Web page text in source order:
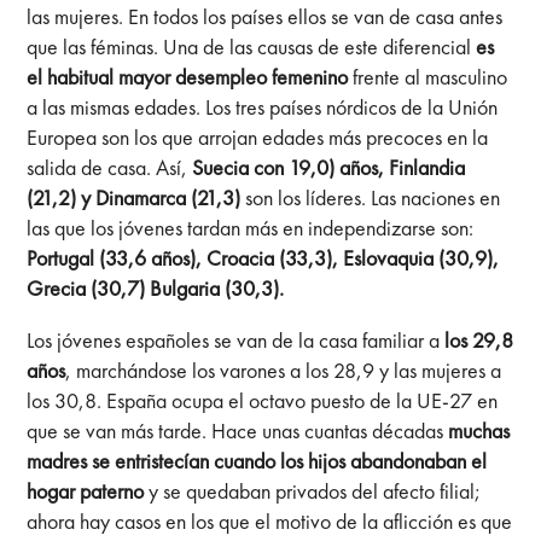
las mujeres. En todos los países ellos se van de casa antes
que las féminas. Una de las causas de este diferenciales
el habitual mayor desempleo femeninofrente al masculino
a las mismas edades. Los tres países nórdicos de la Unión
Europea son los que arrojan edades más precoces en la
salida de casa. Así, Suecia con 19,0) años, Finlandia
(21,2) y Dinamarca (21,3)son los líderes. Las naciones en
las que los jóvenes tardan más en independizarse son:
Portugal (33,6 años), Croacia (33,3), Eslovaquia (30,9),
Grecia (30,7) Bulgaria (30,3).
Los jóvenes españoles se van de la casa familiar a los 29,8
años, marchándose los varones a los 28,9 y las mujeres a
los 30,8. España ocupa el octavo puesto de la UE-27 en
que se van más tarde. Hace unas cuantas décadas muchas
madres se entristecían cuando los hijos abandonaban el
hogar paternoy se quedaban privados del afecto filial;
ahora hay casos en los que el motivo de la aflicción es que